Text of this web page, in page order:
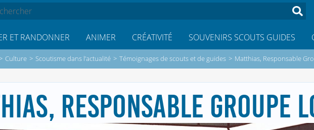
ET RANDONNER ANIMER CRÉATIVITÉ SOUVENIRS SCOUTS GUIDES
Culture > Scoutisme dans l’actualité > Témoignages de scouts et de guides > Matthias, Responsable
RESPONSABLE GROUPE